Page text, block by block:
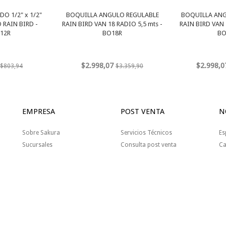
1/2" x 1/2"
RAIN BIRD -
$803,94
BOQUILLA ANGULO REGULABLE
RAIN BIRD VAN 18 RADIO 5,5 mts -
BO18R
$2.998,07 $3.359,90
BOQUILLA
RAIN BIRD
EMPRESA
Sobre Sakura
Sucursales
POST VENTA
Servicios Técnicos
Consulta post venta